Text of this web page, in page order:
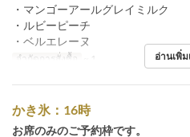
・マンゴーアールグレイミルク
・ルビーピーチ
・ベルエレーヌ
จำกัดการสั่งซื้อ ~ 1 อ่านเพิ่
かき氷：16時
お席のみのご予約枠です。